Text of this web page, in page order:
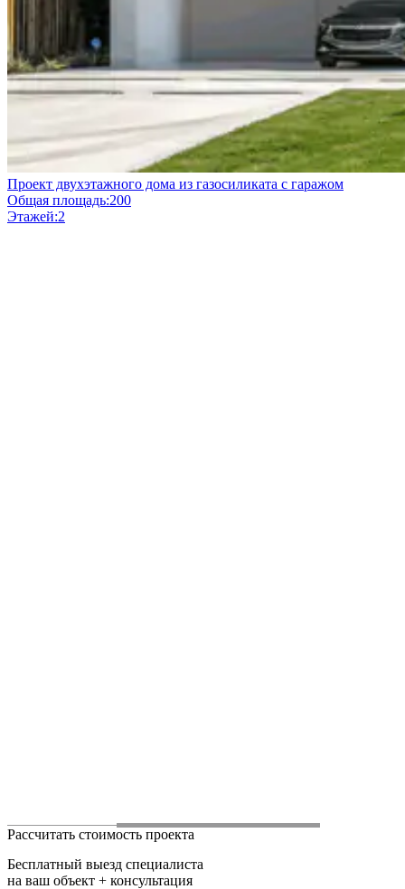
Проект двухэтажного дома из газосиликата с гаражом
Общая площадь:200
Этажей:2
Рассчитать стоимость проекта
Бесплатный выезд специалиста
на ваш объект + консультация